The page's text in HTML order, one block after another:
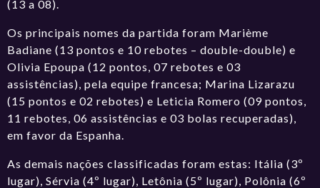
(13 a 08).
Os principais nomes da partida foram Marième
Badiane (13 pontos e 10 rebotes – double-double) e
Olivia Epoupa (12 pontos, 07 rebotes e 03
assistências), pela equipe francesa; Marina Lizarazu
(15 pontos e 02 rebotes) e Leticia Romero (09 pontos,
11 rebotes, 06 assistências e 03 bolas recuperadas),
em favor da Espanha.
As demais nações classificadas foram estas: Itália (3º
lugar), Sérvia (4º lugar), Letônia (5º lugar), Polônia (6º